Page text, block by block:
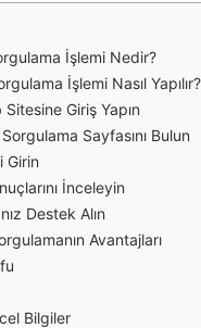
İşlemi Nedir?
İşlemi Nasıl Yapılır?
Giriş Yapın
Sayfasını Bulun
Girin
İnceleyin
Destek Alın
Avantajları
Bilgiler